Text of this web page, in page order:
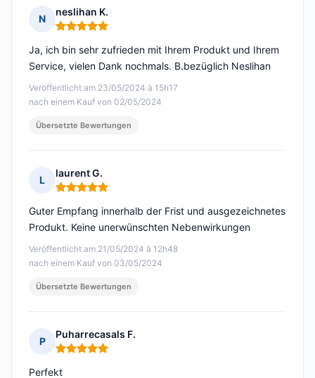
N
neslihan K.
Hinweis: 5 von 5
Veröffentlicht am 23/05/2024 à 15h17
nach einem Kauf von 02/05/2024
Ja, ich bin sehr zufrieden mit Ihrem Produkt und Ihrem
Service, vielen Dank nochmals. B.bezüglich Neslihan
Übersetzte Bewertungen
L
laurent G.
Hinweis: 5 von 5
Veröffentlicht am 21/05/2024 à 12h48
nach einem Kauf von 03/05/2024
Guter Empfang innerhalb der Frist und ausgezeichnetes
Produkt. Keine unerwünschten Nebenwirkungen
Übersetzte Bewertungen
P
Puharrecasals F.
Hinweis: 5 von 5
Perfekt